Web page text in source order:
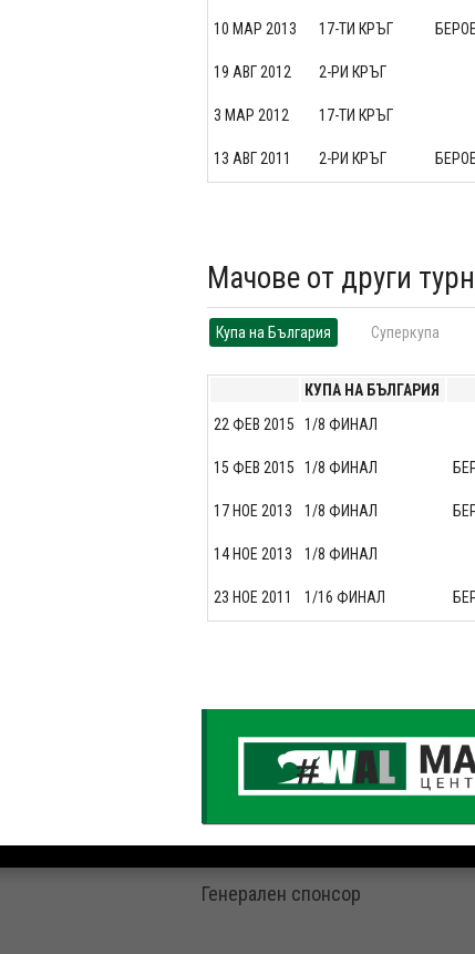
10 МАР 2013 17-ТИ КРЪГ
19 АВГ 2012 2-РИ КРЪГ
3 МАР 2012 17-ТИ КРЪГ
13 АВГ 2011 2-РИ КРЪГ
Мачове от други
Купа на България Суперкупа
КУПА НА БЪЛГАРИЯ
22 ФЕВ 2015
1/8 ФИНАЛ
15 ФЕВ 2015 1/8 ФИНАЛ
17 НОЕ 2013 1/8 ФИНАЛ
14 НОЕ 2013 1/8 ФИНАЛ
23 НОЕ 2011 1/16 ФИНАЛ
Генерален спонсор